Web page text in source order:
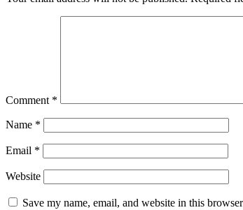
Comment *
Name *
Email *
Website
Save my name, email, and website in this